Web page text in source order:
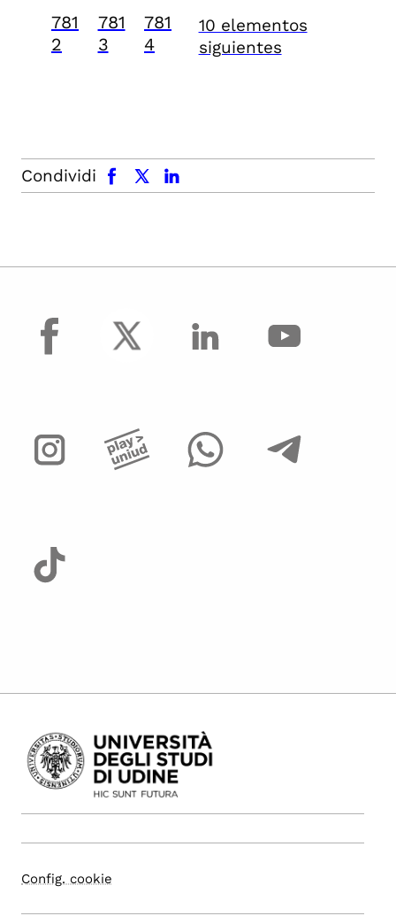
781
2
781
3
781
4
10 elementos
siguientes
Condividi
facebook x.com linkedin
facebook
Config. cookie